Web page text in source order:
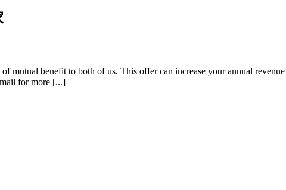
mutual benefit to both of us. This offer can increase your annual
for more [...]